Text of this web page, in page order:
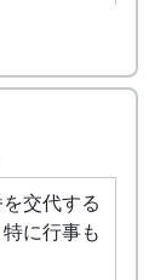
人負担と
に申し出
札口
で岩座神
交代する
に行事も